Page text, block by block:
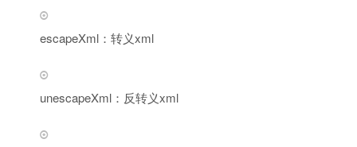
escapeXml：转义xml
unescapeXml：反转义xml